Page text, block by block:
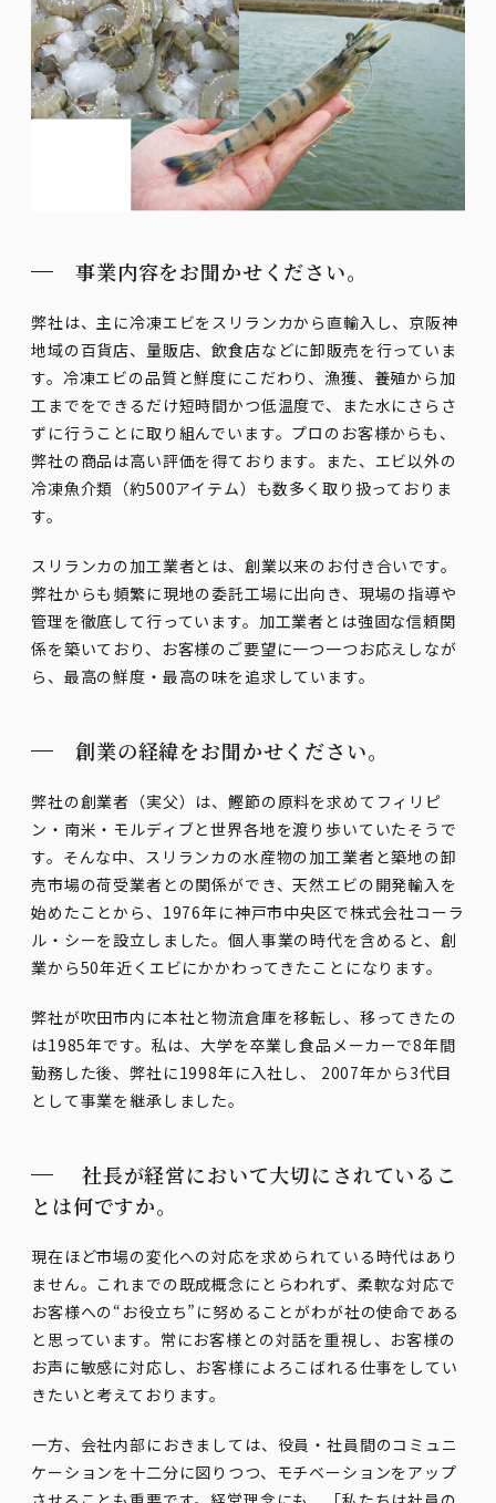
事業内容をお聞かせください。
弊社は、主に冷凍エビをスリランカから直輸入し、京阪神
地域の百貨店、量販店、飲食店などに卸販売を行っていま
す。冷凍エビの品質と鮮度にこだわり、漁獲、養殖から加
工までをできるだけ短時間かつ低温度で、また水にさらさ
ずに行うことに取り組んでいます。プロのお客様からも、
弊社の商品は高い評価を得ております。また、エビ以外の
冷凍魚介類（約500アイテム）も数多く取り扱っておりま
す。
スリランカの加工業者とは、創業以来のお付き合いです。
弊社からも頻繁に現地の委託工場に出向き、現場の指導や
管理を徹底して行っています。加工業者とは強固な信頼関
係を築いており、お客様のご要望に一つ一つお応えしなが
ら、最高の鮮度・最高の味を追求しています。
創業の経緯をお聞かせください。
弊社の創業者（実父）は、鰹節の原料を求めてフィリピ
ン・南米・モルディブと世界各地を渡り歩いていたそうで
す。そんな中、スリランカの水産物の加工業者と築地の卸
売市場の荷受業者との関係ができ、天然エビの開発輸入を
始めたことから、1976年に神戸市中央区で株式会社コーラ
ル・シーを設立しました。個人事業の時代を含めると、創
業から50年近くエビにかかわってきたことになります。
弊社が吹田市内に本社と物流倉庫を移転し、移ってきたの
は1985年です。私は、大学を卒業し食品メーカーで8年間
勤務した後、弊社に1998年に入社し、 2007年から3代目
として事業を継承しました。
社長が経営において大切にされているこ
とは何ですか。
現在ほど市場の変化への対応を求められている時代はあり
ません。これまでの既成概念にとらわれず、柔軟な対応で
お客様への“お役立ち”に努めることがわが社の使命である
と思っています。常にお客様との対話を重視し、お客様の
お声に敏感に対応し、お客様によろこばれる仕事をしてい
きたいと考えております。
一方、会社内部におきましては、役員・社員間のコミュニ
ケーションを十二分に図りつつ、モチベーションをアップ